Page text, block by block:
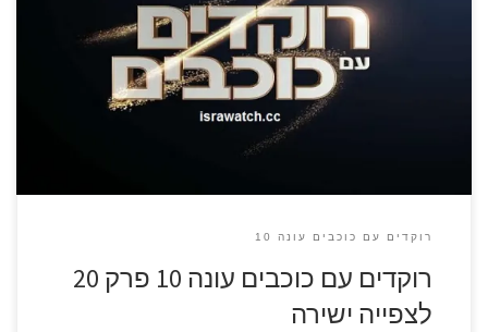
רוקדים עם כוכבים עונה 10
רוקדים עם כוכבים עונה 10 פרק 20
לצפייה ישירה